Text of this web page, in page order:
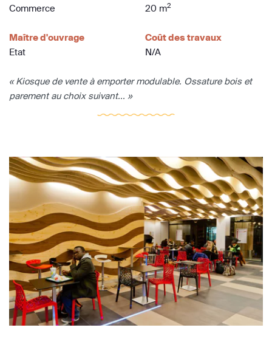
Commerce
20 m2
Maître d'ouvrage
Etat
Coût des travaux
N/A
« Kiosque de vente à emporter modulable. Ossature bois et
parement au choix suivant... »